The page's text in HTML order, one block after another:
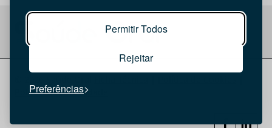
Permitir Todos
Rejeitar
Preferências
Política de privacidade